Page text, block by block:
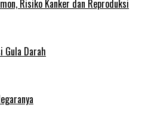
Risiko Kanker dan Reproduksi
Gula Darah